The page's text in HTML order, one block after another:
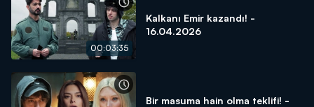
00:03:35
Kalkanı Emir kazandı! -
16.04.2026
Bir masuma hain olma teklifi! -